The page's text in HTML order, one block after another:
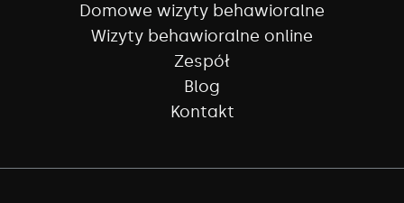
Domowe wizyty behawioralne
Wizyty behawioralne online
Zespół
Blog
Kontakt